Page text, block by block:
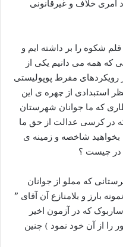
امری خلاف و غیرقانونی
شکوه را بر داشته ایم و
که همه می دانیم یکی از
رویکردهای مفرط پوپولیستی
استبدادی از چهره ی این
که ما جوانان شهرستان
در کرسی عدالت از حق ما
بخواهید شاخصه و زمینه ی
در چیست ؟
که مملو از جوانان
بارز و بلامنازع آن آقای ”
که در آزمون اخیر
از آن خود نمود ) چنین